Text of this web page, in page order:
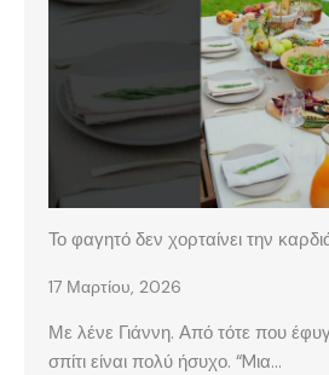
Το φαγητό δεν χορταίνει την
17 Μαρτίου, 2026
Με λένε Γιάννη. Από τότε που
σπίτι είναι πολύ ήσυχο. “Mια…